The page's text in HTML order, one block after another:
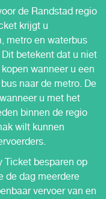
de Randstad regio
krijgt u
metro en waterbus
betekent dat u niet
wanneer u een
naar de metro. De
u met het
binnen de regio
wilt kunnen
Ticket besparen op
de dag meerdere
vervoer van en